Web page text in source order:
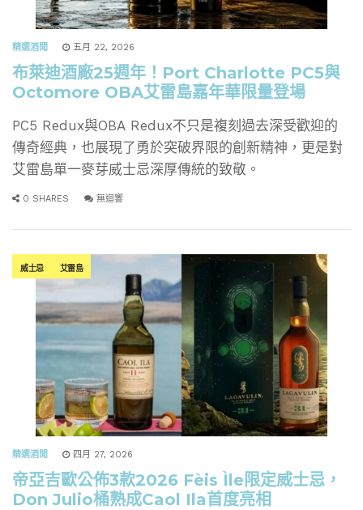
精選酒聞 五月 22, 2026
布萊迪酒廠25週年！Port Charlotte PC5與
Octomore OBA艾雷島嘉年華限量登場
PC5 Redux與OBA Redux不只是複刻過去深受歡迎的
傳奇經典，也展現了勇於突破界限的創新精神，更是對
艾雷島單一麥芽威士忌深厚傳統的致敬。
0 SHARES 無迴響
威士忌 艾雷島
精選酒聞 四月 27, 2026
帝亞吉歐公佈3款2026 Fèis Ìle限定威士忌，
Don Julio桶熟成Caol Ila首度亮相